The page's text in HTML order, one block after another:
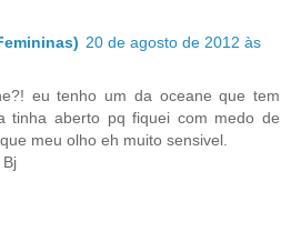
20 de agosto de 2012 às
eu tenho um da oceane que tem
tinha aberto pq fiquei com medo de
meu olho eh muito sensivel.